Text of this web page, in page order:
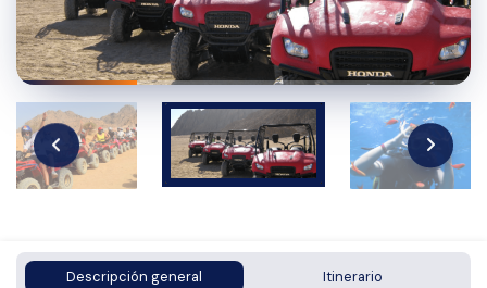
Descripción general
Itinerario